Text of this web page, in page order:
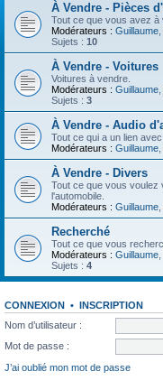
À Vendre - Pièces
Tout ce que vous avez à
Modérateurs : Guillaume
Sujets : 10
À Vendre - Voitures
Voitures à vendre.
Modérateurs : Guillaume
Sujets : 3
À Vendre - Audio
Tout ce qui a un lien avec
Modérateurs : Guillaume
À Vendre - Divers
Tout ce que vous voulez
l'automobile.
Modérateurs : Guillaume
Recherché
Tout ce que vous
Modérateurs : Guillaume
Sujets : 4
CONNEXION • INSCRIPTION
Nom d’utilisateur :
Mot de passe :
J’ai oublié mon mot de passe